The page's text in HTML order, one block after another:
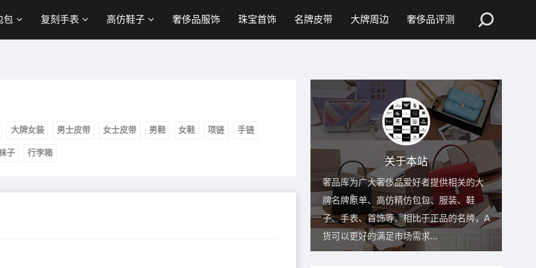
包 复刻手表 高仿鞋子 奢侈品服饰 珠宝首饰 名牌皮带 大牌周边 奢侈品评测
大牌女装 男士皮带 女士皮带 男鞋 女鞋 项链 手链
子 行李箱 关于本站
奢品库为广大奢侈品爱好者提供相关的大
牌名牌原单、高仿精仿包包、服装、鞋
子、手表、首饰等。相比于正品的名牌，A
货可以更好的满足市场需求...